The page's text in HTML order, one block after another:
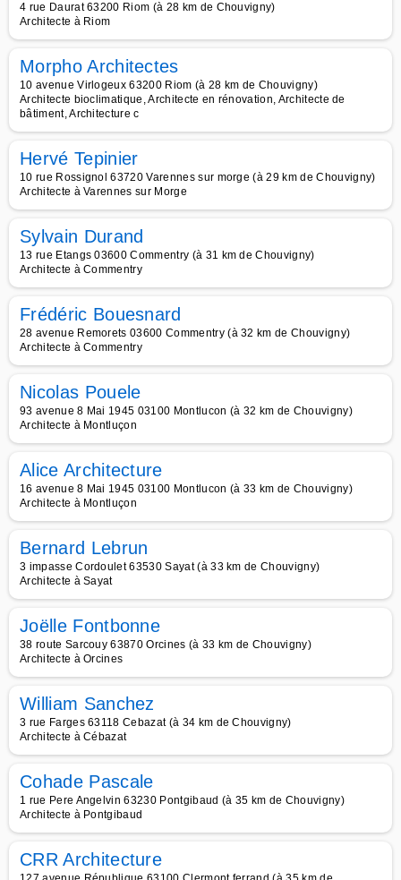
4 rue Daurat 63200 Riom (à 28 km de Chouvigny)
Architecte à Riom
Morpho Architectes
10 avenue Virlogeux 63200 Riom (à 28 km de Chouvigny)
Architecte bioclimatique, Architecte en rénovation, Architecte de
bâtiment, Architecture c
Hervé Tepinier
10 rue Rossignol 63720 Varennes sur morge (à 29 km de Chouvigny)
Architecte à Varennes sur Morge
Sylvain Durand
13 rue Etangs 03600 Commentry (à 31 km de Chouvigny)
Architecte à Commentry
Frédéric Bouesnard
28 avenue Remorets 03600 Commentry (à 32 km de Chouvigny)
Architecte à Commentry
Nicolas Pouele
93 avenue 8 Mai 1945 03100 Montlucon (à 32 km de Chouvigny)
Architecte à Montluçon
Alice Architecture
16 avenue 8 Mai 1945 03100 Montlucon (à 33 km de Chouvigny)
Architecte à Montluçon
Bernard Lebrun
3 impasse Cordoulet 63530 Sayat (à 33 km de Chouvigny)
Architecte à Sayat
Joëlle Fontbonne
38 route Sarcouy 63870 Orcines (à 33 km de Chouvigny)
Architecte à Orcines
William Sanchez
3 rue Farges 63118 Cebazat (à 34 km de Chouvigny)
Architecte à Cébazat
Cohade Pascale
1 rue Pere Angelvin 63230 Pontgibaud (à 35 km de Chouvigny)
Architecte à Pontgibaud
CRR Architecture